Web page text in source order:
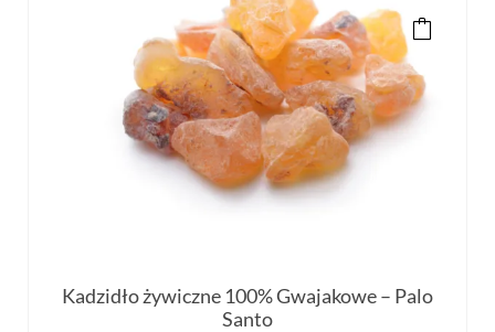
Kadzidło żywiczne 100% Gwajakowe – Palo
Santo